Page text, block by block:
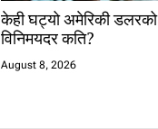
केही घट्यो अमेरिकी
विनिमयदर कति?
August 8, 2026